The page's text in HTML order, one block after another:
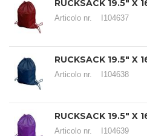
RUCKSACK 19.5" X
Articolo nr. I104637
RUCKSACK 19.5" X
Articolo nr. I104638
RUCKSACK 19.5" X
Articolo nr. I104639